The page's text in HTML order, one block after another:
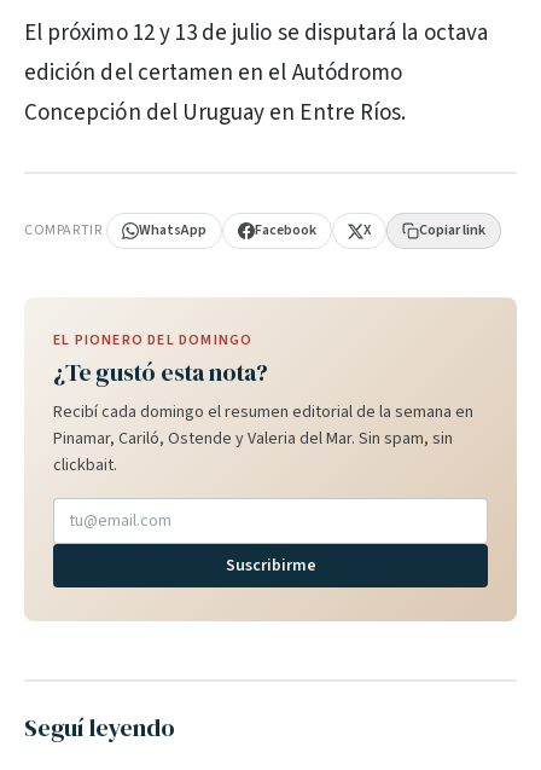
El próximo 12 y 13 de julio se disputará la octava
edición del certamen en el Autódromo
Concepción del Uruguay en Entre Ríos.
COMPARTIR WhatsApp Facebook X Copiar link
EL PIONERO DEL DOMINGO
¿Te gustó esta nota?
Recibí cada domingo el resumen editorial de la semana en
Pinamar, Cariló, Ostende y Valeria del Mar. Sin spam, sin
clickbait.
Suscribirme
Seguí leyendo